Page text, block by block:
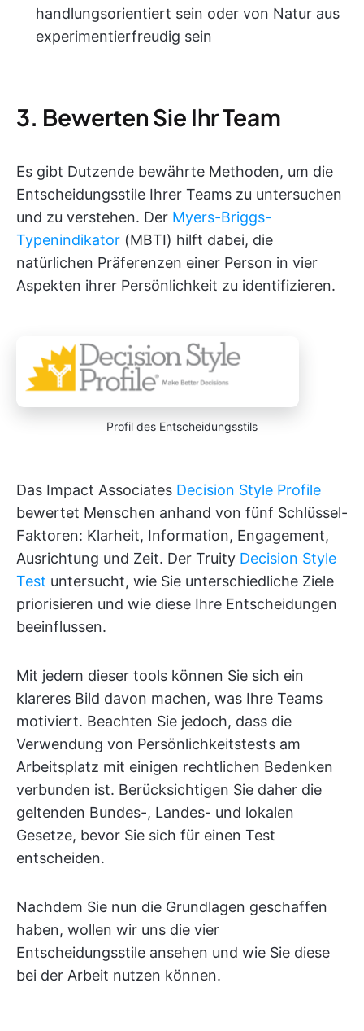
handlungsorientiert sein oder von Natur aus
experimentierfreudig sein
3. Bewerten Sie Ihr Team
Es gibt Dutzende bewährte Methoden, um die
Entscheidungsstile Ihrer Teams zu untersuchen
und zu verstehen. Der Myers-Briggs-
Typenindikator (MBTI) hilft dabei, die
natürlichen Präferenzen einer Person in vier
Aspekten ihrer Persönlichkeit zu identifizieren.
Profil des Entscheidungsstils
Das Impact Associates Decision Style Profile
bewertet Menschen anhand von fünf Schlüssel-
Faktoren: Klarheit, Information, Engagement,
Ausrichtung und Zeit. Der Truity Decision Style
Test untersucht, wie Sie unterschiedliche Ziele
priorisieren und wie diese Ihre Entscheidungen
beeinflussen.
Mit jedem dieser tools können Sie sich ein
klareres Bild davon machen, was Ihre Teams
motiviert. Beachten Sie jedoch, dass die
Verwendung von Persönlichkeitstests am
Arbeitsplatz mit einigen rechtlichen Bedenken
verbunden ist. Berücksichtigen Sie daher die
geltenden Bundes-, Landes- und lokalen
Gesetze, bevor Sie sich für einen Test
entscheiden.
Nachdem Sie nun die Grundlagen geschaffen
haben, wollen wir uns die vier
Entscheidungsstile ansehen und wie Sie diese
bei der Arbeit nutzen können.